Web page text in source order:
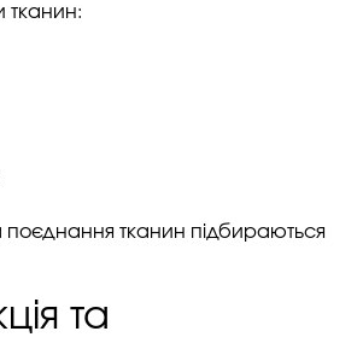
тканин:
поєднання тканин підбираються
та